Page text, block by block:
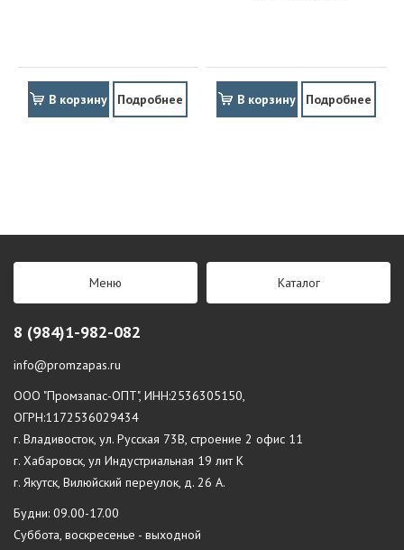
В корзину Подробнее В корзину Подробнее
Меню Каталог
8 (984)1-982-082
info@promzapas.ru
ООО "Промзапас-ОПТ", ИНН:2536305150,
ОГРН:1172536029434
г. Владивосток, ул. Русская 73В, строение 2 офис 11
г. Хабаровск, ул Индустриальная 19 лит К
г. Якутск, Вилюйский переулок, д. 26 А.
Будни: 09.00-17.00
Суббота, воскресенье - выходной